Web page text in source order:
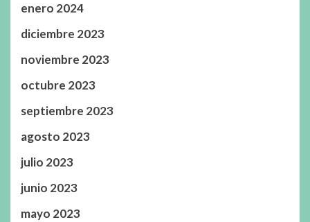
enero 2024
diciembre 2023
noviembre 2023
octubre 2023
septiembre 2023
agosto 2023
julio 2023
junio 2023
mayo 2023